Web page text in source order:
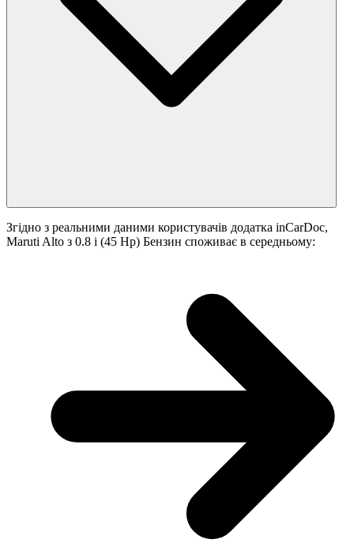
Згідно з реальними даними користувачів додатка inCarDoc,
Maruti Alto з 0.8 i (45 Hp) Бензин споживає в середньому: